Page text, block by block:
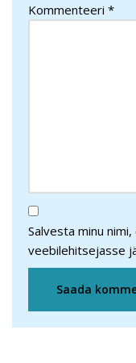
Kommenteeri *
Salvesta minu
veebilehitsejasse